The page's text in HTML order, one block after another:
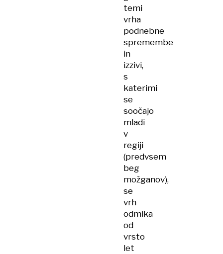
temi
vrha
podnebne
spremembe
in
izzivi,
s
katerimi
se
soočajo
mladi
v
regiji
(predvsem
beg
možganov),
se
vrh
odmika
od
vrsto
let